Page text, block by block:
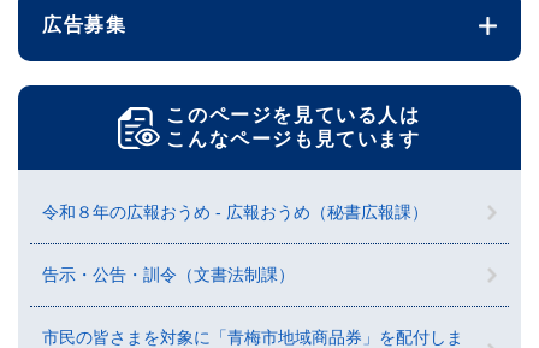
広告募集
このページを見ている人は
こんなページも見ています
令和８年の広報おうめ - 広報おうめ（秘書広報課）
告示・公告・訓令（文書法制課）
市民の皆さまを対象に「青梅市地域商品券」を配付しま